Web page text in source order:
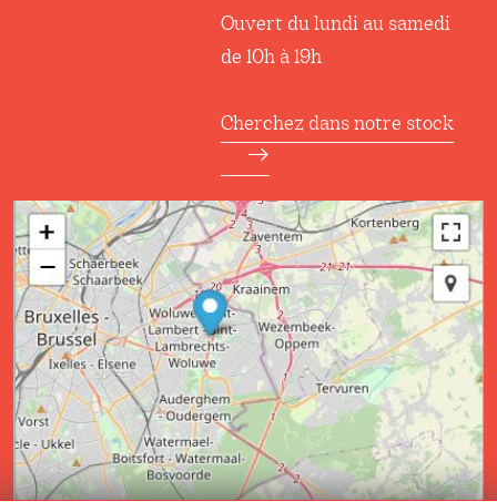
Ouvert du lundi au samedi
de 10h à 19h
Cherchez dans notre stock